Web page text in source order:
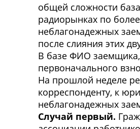
общей сложности
радиорынках по
неблагонадежных
после слияния этих
В базе ФИО заемщика,
первоначального
На прошлой неделе
корреспонденту, к
неблагонадежных
Случай первый.